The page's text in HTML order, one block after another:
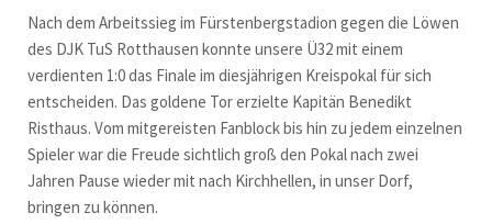
Nach dem Arbeitssieg im Fürstenbergstadion gegen die Löwen
des DJK TuS Rotthausen konnte unsere Ü32 mit einem
verdienten 1:0 das Finale im diesjährigen Kreispokal für sich
entscheiden. Das goldene Tor erzielte Kapitän Benedikt
Risthaus. Vom mitgereisten Fanblock bis hin zu jedem einzelnen
Spieler war die Freude sichtlich groß den Pokal nach zwei
Jahren Pause wieder mit nach Kirchhellen, in unser Dorf,
bringen zu können.